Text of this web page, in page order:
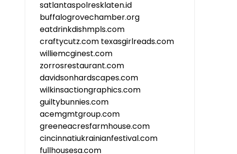
satlantaspolresklaten.id
buffalogrovechamber.org
eatdrinkdishmpls.com
craftycutz.com texasgirlreads.com
williemcginest.com
zorrosrestaurant.com
davidsonhardscapes.com
wilkinsactiongraphics.com
guiltybunnies.com
acemgmtgroup.com
greeneacresfarmhouse.com
cincinnatiukrainianfestival.com
fullhousesa.com